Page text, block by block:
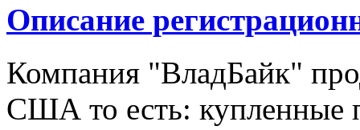
Описание
Компания "ВладБайк"
США то есть: купленные